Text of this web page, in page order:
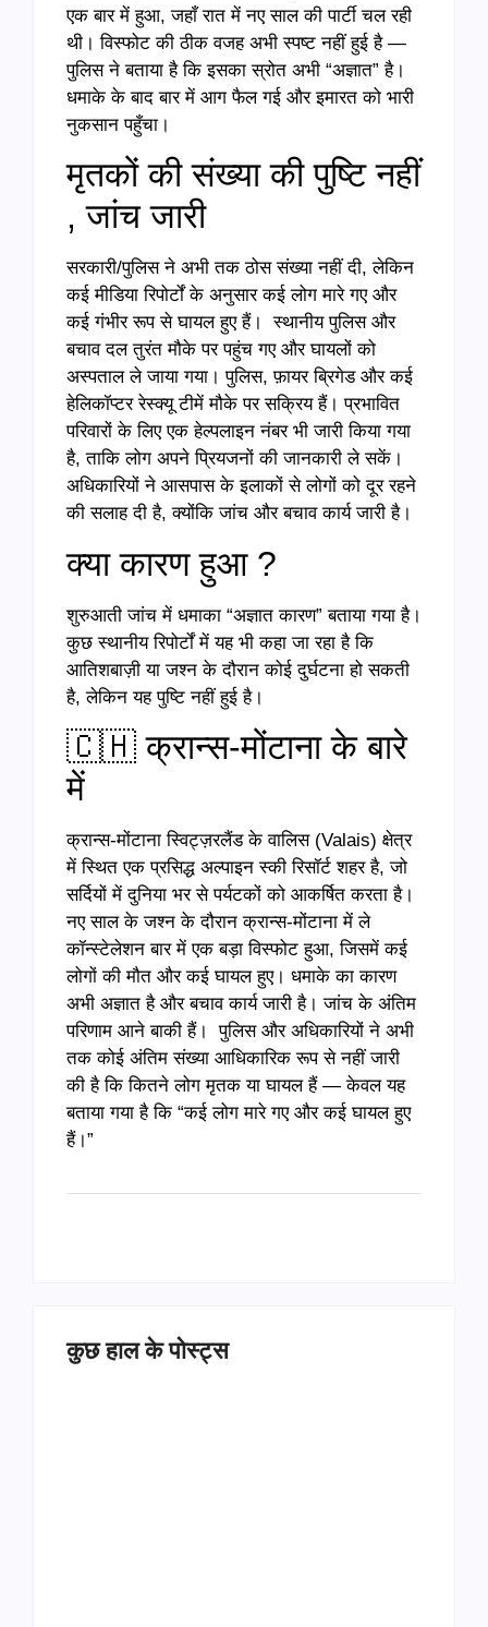
एक बार में हुआ, जहाँ रात में नए साल की पार्टी चल रही
थी। विस्फोट की ठीक वजह अभी स्पष्ट नहीं हुई है —
पुलिस ने बताया है कि इसका स्रोत अभी “अज्ञात” है।
धमाके के बाद बार में आग फैल गई और इमारत को भारी
नुकसान पहुँचा।
मृतकों की संख्या की पुष्टि नहीं
, जांच जारी
सरकारी/पुलिस ने अभी तक ठोस संख्या नहीं दी, लेकिन
कई मीडिया रिपोर्टों के अनुसार कई लोग मारे गए और
कई गंभीर रूप से घायल हुए हैं। स्थानीय पुलिस और
बचाव दल तुरंत मौके पर पहुंच गए और घायलों को
अस्पताल ले जाया गया। पुलिस, फ़ायर ब्रिगेड और कई
हेलिकॉप्टर रेस्क्यू टीमें मौके पर सक्रिय हैं। प्रभावित
परिवारों के लिए एक हेल्पलाइन नंबर भी जारी किया गया
है, ताकि लोग अपने प्रियजनों की जानकारी ले सकें।
अधिकारियों ने आसपास के इलाकों से लोगों को दूर रहने
की सलाह दी है, क्योंकि जांच और बचाव कार्य जारी है।
क्या कारण हुआ ?
शुरुआती जांच में धमाका “अज्ञात कारण” बताया गया है।
कुछ स्थानीय रिपोर्टों में यह भी कहा जा रहा है कि
आतिशबाज़ी या जश्न के दौरान कोई दुर्घटना हो सकती
है, लेकिन यह पुष्टि नहीं हुई है।
🇨🇭 क्रान्स-मोंटाना के बारे
में
क्रान्स-मोंटाना स्विट्ज़रलैंड के वालिस (Valais) क्षेत्र
में स्थित एक प्रसिद्ध अल्पाइन स्की रिसॉर्ट शहर है, जो
सर्दियों में दुनिया भर से पर्यटकों को आकर्षित करता है।
नए साल के जश्न के दौरान क्रान्स-मोंटाना में ले
कॉन्स्टेलेशन बार में एक बड़ा विस्फोट हुआ, जिसमें कई
लोगों की मौत और कई घायल हुए। धमाके का कारण
अभी अज्ञात है और बचाव कार्य जारी है। जांच के अंतिम
परिणाम आने बाकी हैं। पुलिस और अधिकारियों ने अभी
तक कोई अंतिम संख्या आधिकारिक रूप से नहीं जारी
की है कि कितने लोग मृतक या घायल हैं — केवल यह
बताया गया है कि “कई लोग मारे गए और कई घायल हुए
हैं।”
कुछ हाल के पोस्ट्स